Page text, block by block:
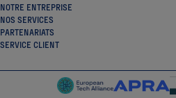
NOTRE ENTREPRISE
NOS SERVICES
PARTENARIATS
SERVICE CLIENT